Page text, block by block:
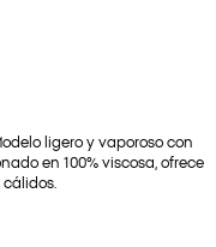
ligero y vaporoso con
en 100% viscosa, ofrece